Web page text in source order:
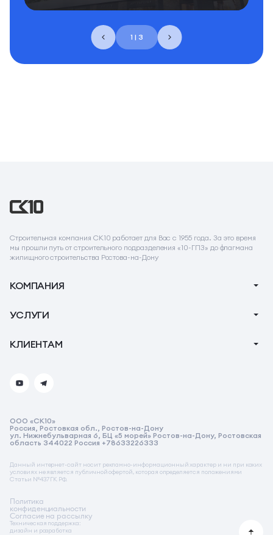
1 | 3
Строительная компания СК10 работает для Вас с 1955 года. За это время
мы прошли путь от строительного подразделения «10-ГПЗ» до флагмана
жилищного строительства Ростова-на-Дону
КОМПАНИЯ
О компании
Акции
УСЛУГИ
Ипотека
КЛИЕНТАМ
Контакты
Реквизиты СК10
Реквизиты на услугу бронирования
ООО «СК10»
Россия, Ростовкая обл., Ростов-на-Дону
ул. Нижнебульварная 6, БЦ «5 морей» Ростов-на-Дону, Ростовская
область 344022 Россия +78633226333
Данный интернет-сайт носит рекламно-информационный характер и ни при каких
условиях не является публичной офертой, которая определяется положениями
Статьи №437 ГК РФ.
Политика
конфиденциальности
Согласие на рассылку
Техническая поддержка:
дизайн и разработка